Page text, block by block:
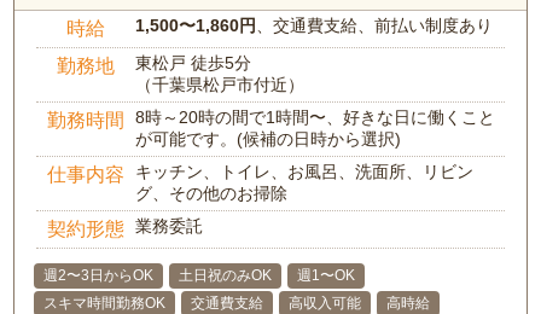
時給 1,500〜1,860円 、交通費支給、前払い制度あり
勤務地
東松戸 徒歩5分
（千葉県松戸市付近）
勤務時間
8時～20時の間で1時間〜、好きな日に働くこと
が可能です。(候補の日時から選択)
仕事内容
キッチン、トイレ、お風呂、洗面所、リビン
グ、その他のお掃除
契約形態 業務委託
週2〜3日からOK 土日祝のみOK
週1〜OK
スキマ時間勤務OK
交通費支給 高収入可能 高時給